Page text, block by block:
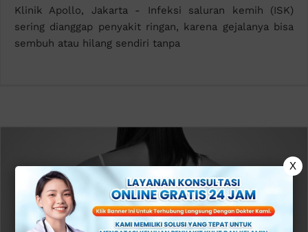
Klinik Apollo, Jakarta - Infeksi saluran kemih (ISK)
sering dianggap penyakit ringan, karena gejalanya bisa
sembuh atau hilang sendiri tanpa
X